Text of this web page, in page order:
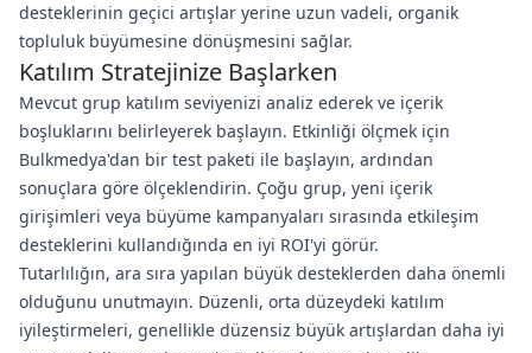
desteklerinin geçici artışlar yerine uzun vadeli, organik
topluluk büyümesine dönüşmesini sağlar.
Katılım Stratejinize Başlarken
Mevcut grup katılım seviyenizi analiz ederek ve içerik
boşluklarını belirleyerek başlayın. Etkinliği ölçmek için
Bulkmedya'dan bir test paketi ile başlayın, ardından
sonuçlara göre ölçeklendirin. Çoğu grup, yeni içerik
girişimleri veya büyüme kampanyaları sırasında etkileşim
desteklerini kullandığında en iyi ROI'yi görür.
Tutarlılığın, ara sıra yapılan büyük desteklerden daha önemli
olduğunu unutmayın. Düzenli, orta düzeydeki katılım
iyileştirmeleri, genellikle düzensiz büyük artışlardan daha iyi